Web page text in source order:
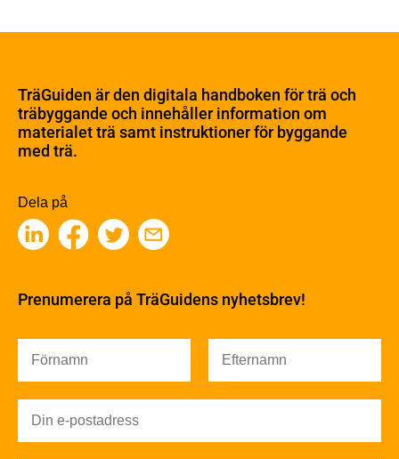
Skogsbruk
Barrträdets uppbyggnad
Träets egenskaper och kvalitet
Träbaserade produkter
Kemisk behandling
Fakta om Limträ
Värmeisolering och lufttäthet
Ljud
Brandsäkerhet
Brandsäkerhet
Brandförlopp i byggnader
TräGuiden är den digitala handboken för trä och
träbyggande och innehåller information om
materialet trä samt instruktioner för byggande
med trä.
Dela på
Prenumerera på TräGuidens nyhetsbrev!